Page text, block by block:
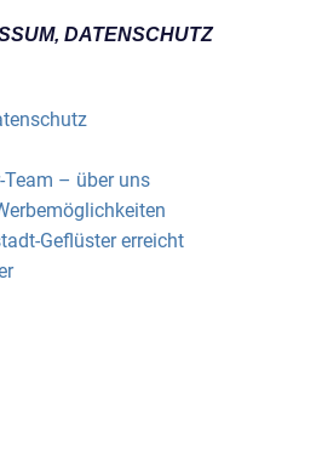
DATENSCHUTZ
Team – über uns
Geflüster erreicht